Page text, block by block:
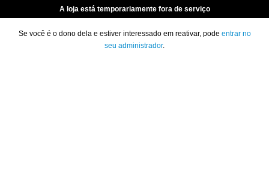
A loja está temporariamente fora de serviço
Se você é o dono dela e estiver interessado em reativar, pode entrar no
seu administrador.